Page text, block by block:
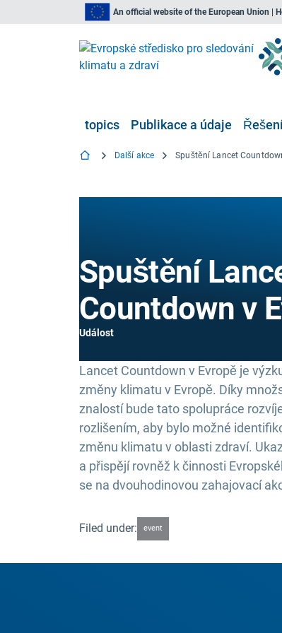
An official website of the European Union |
topics Publikace a údaje
Další akce Spuštění Lancet
Spuštění
Countdown v
Událost
Lancet Countdown v Evropě je
změny klimatu v Evropě. Díky
znalostí bude tato spolupráce
rozlišením, aby bylo možné
změnu klimatu v oblasti zdraví.
a přispějí rovněž k činnosti
se na dvouhodinovou zahajovací
Filed under: event